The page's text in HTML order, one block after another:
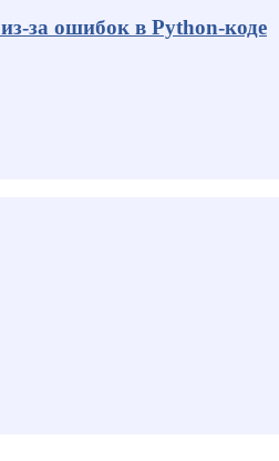
за ошибок в Python-коде